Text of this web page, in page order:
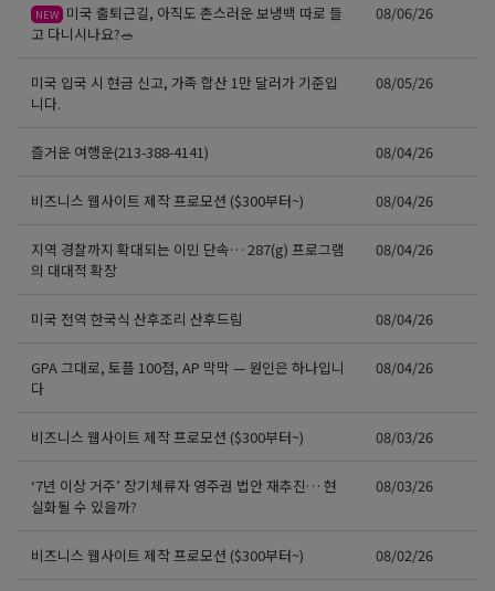
NEW 미국 출퇴근길, 아직도 촌스러운 보냉백 따로 들
고 다니시나요?🥗
08/06/26
미국 입국 시 현금 신고, 가족 합산 1만 달러가 기준입
니다.
08/05/26
즐거운 여행운(213-388-4141) 08/04/26
비즈니스 웹사이트 제작 프로모션 ($300부터~) 08/04/26
지역 경찰까지 확대되는 이민 단속… 287(g) 프로그램
의 대대적 확장
08/04/26
미국 전역 한국식 산후조리 산후드림 08/04/26
GPA 그대로, 토플 100점, AP 막막 — 원인은 하나입니
다
08/04/26
비즈니스 웹사이트 제작 프로모션 ($300부터~) 08/03/26
‘7년 이상 거주’ 장기체류자 영주권 법안 재추진… 현
실화될 수 있을까?
08/03/26
비즈니스 웹사이트 제작 프로모션 ($300부터~) 08/02/26